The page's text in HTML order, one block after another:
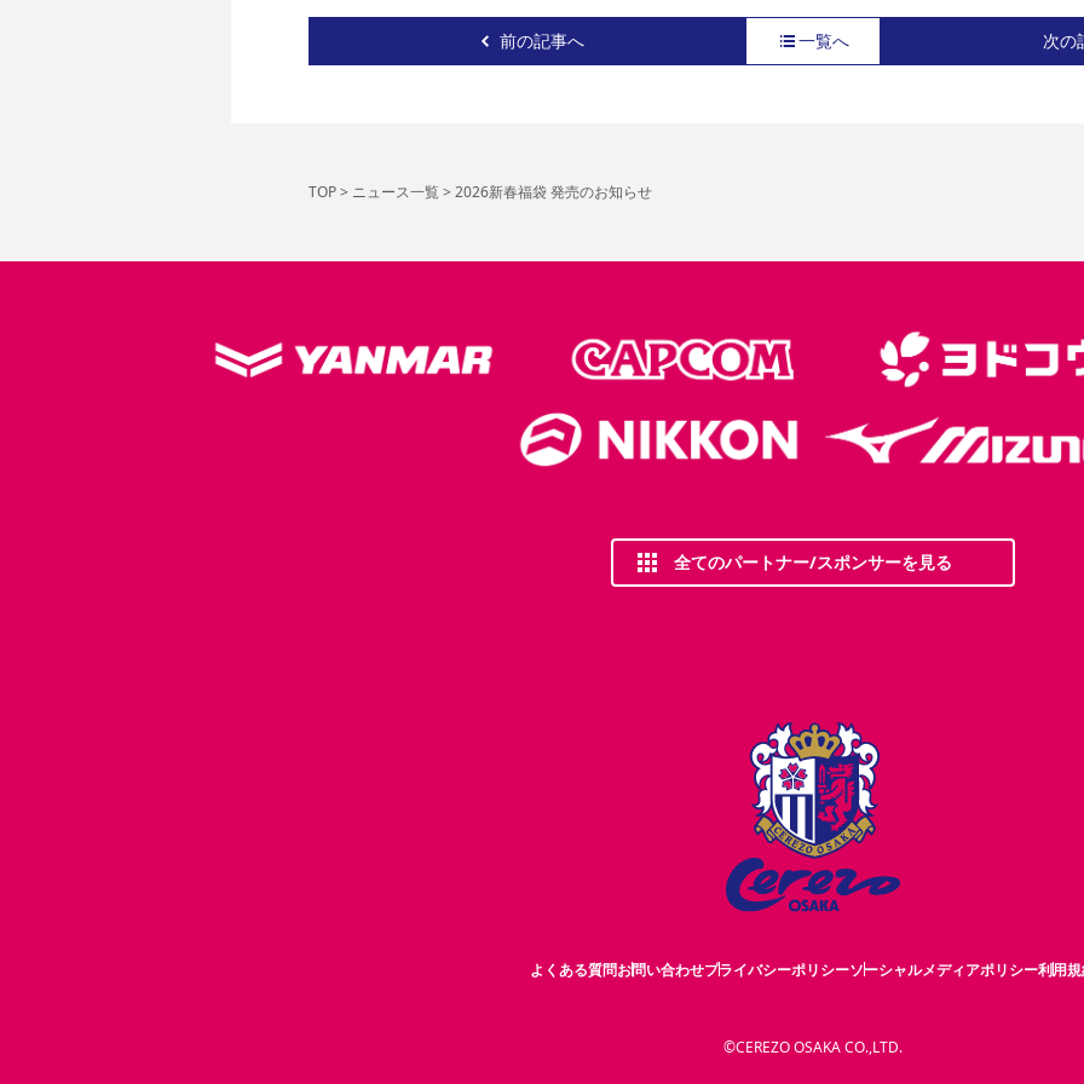
前の記事へ 一覧へ 次の
TOP> ニュース一覧> 2026新春福袋 発売のお知らせ
全てのパートナー/スポンサーを見る
よくある質問お問い合わせプライバシーポリシーソーシャルメディアポリシー利用
©CEREZO OSAKA CO.,LTD.